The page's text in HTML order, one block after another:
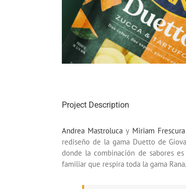
Project Description
Andrea Mastroluca y Miriam Frescura
rediseño de la gama Duetto de
donde la combinación de sabores
familiar que respira toda la gama Rana.